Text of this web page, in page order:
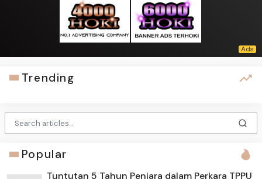
Trending
Popular
Tuntutan 5 Tahun Penjara dalam Perkara TPPU